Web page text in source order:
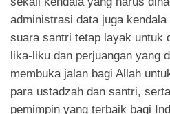
administrasi data juga
suara santri tetap layak untuk
lika-liku dan perjuangan yang
membuka jalan bagi Allah
para ustadzah dan santri,
pemimpin yang terbaik bagi